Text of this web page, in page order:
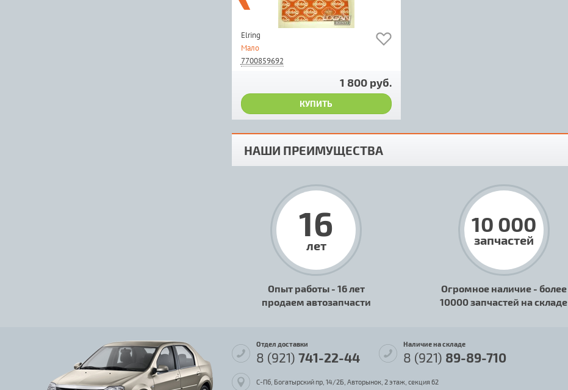
Elring
Мало
7700859692
1 800 руб.
КУПИТЬ
НАШИ ПРЕИМУЩЕСТВА
16
лет
Опыт работы - 16 лет
продаем автозапчасти
10 000
запчастей
Огромное наличие - более
10000 запчастей на складе
Отдел доставки
8 (921) 741-22-44
Наличие на складе
8 (921) 89-89-710
С-Пб, Богатырский пр, 14/2Б, Авторынок, 2 этаж, секция 62